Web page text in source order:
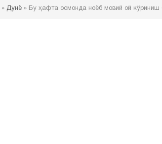
» Дунё » Бу ҳафта осмонда ноёб мовий ой кўриниш